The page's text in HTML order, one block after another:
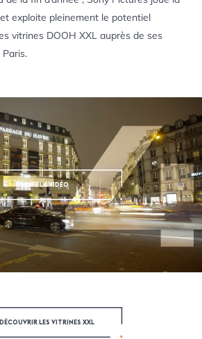
exploite pleinement le potentiel
vitrines DOOH XXL auprès de ses
LIRE LA VIDÉO
DÉCOUVRIR LES VITRINES XXL